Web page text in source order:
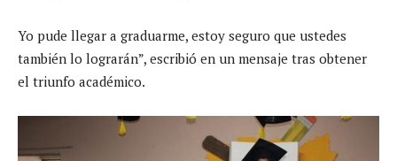
Yo pude llegar a graduarme, estoy seguro que ustedes
también lo lograrán”, escribió en un mensaje tras obtener
el triunfo académico.